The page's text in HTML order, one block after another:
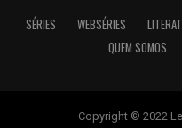
SÉRIES WEBSÉRIES
QUEM SOMOS
Copyright © 2022